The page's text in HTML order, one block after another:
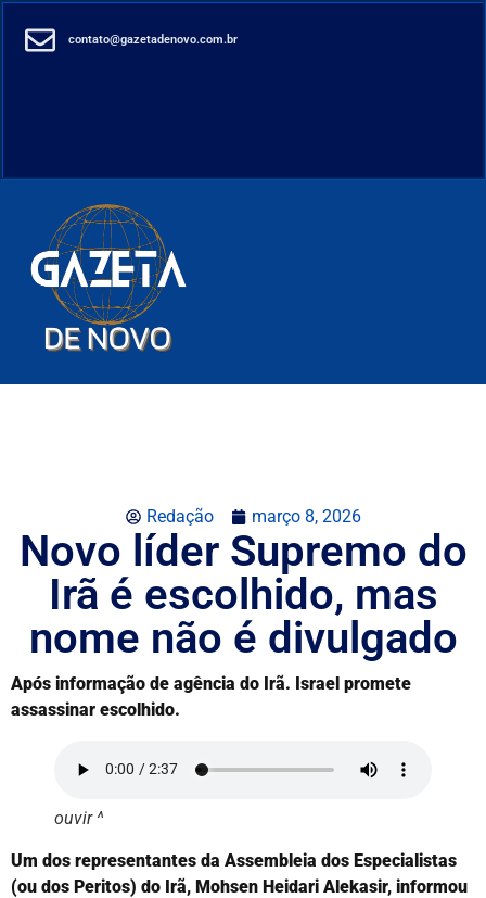
contato@gazetadenovo.com.br
Redação março 8, 2026
Novo líder Supremo do
Irã é escolhido, mas
nome não é divulgado
Após informação de agência do Irã. Israel promete
assassinar escolhido.
ouvir ^
Um dos representantes da Assembleia dos Especialistas
(ou dos Peritos) do Irã, Mohsen Heidari Alekasir, informou